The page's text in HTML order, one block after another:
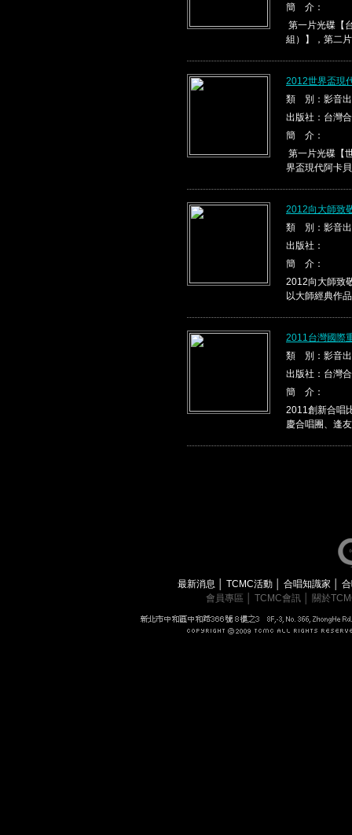
簡 介：
第一片光碟【
組）】，第二
2012世界盃現
類 別：影音
出版社：台灣
簡 介：
第一片光碟【
界盃現代阿卡
2012向大師致
類 別：影音
出版社：
簡 介：
2012向大師致
以大師經典作
2011台灣國際
類 別：影音
出版社：台灣
簡 介：
2011創新合唱
慶合唱團、逢
最新消息 TCMC活動 合唱知識家
會員專區
TCMC會訊 關於